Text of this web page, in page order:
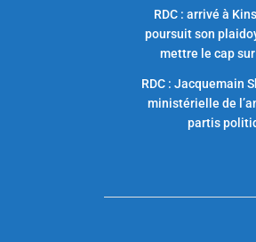
RDC : arrivé à
poursuit son
mettre le cap
RDC : Jacquemain
ministérielle de
partis